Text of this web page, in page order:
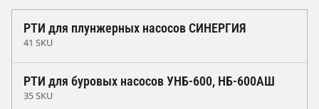
РТИ для плунжерных насосов СИНЕРГИЯ
41 SKU
РТИ для буровых насосов УНБ-600, НБ-600АШ
35 SKU